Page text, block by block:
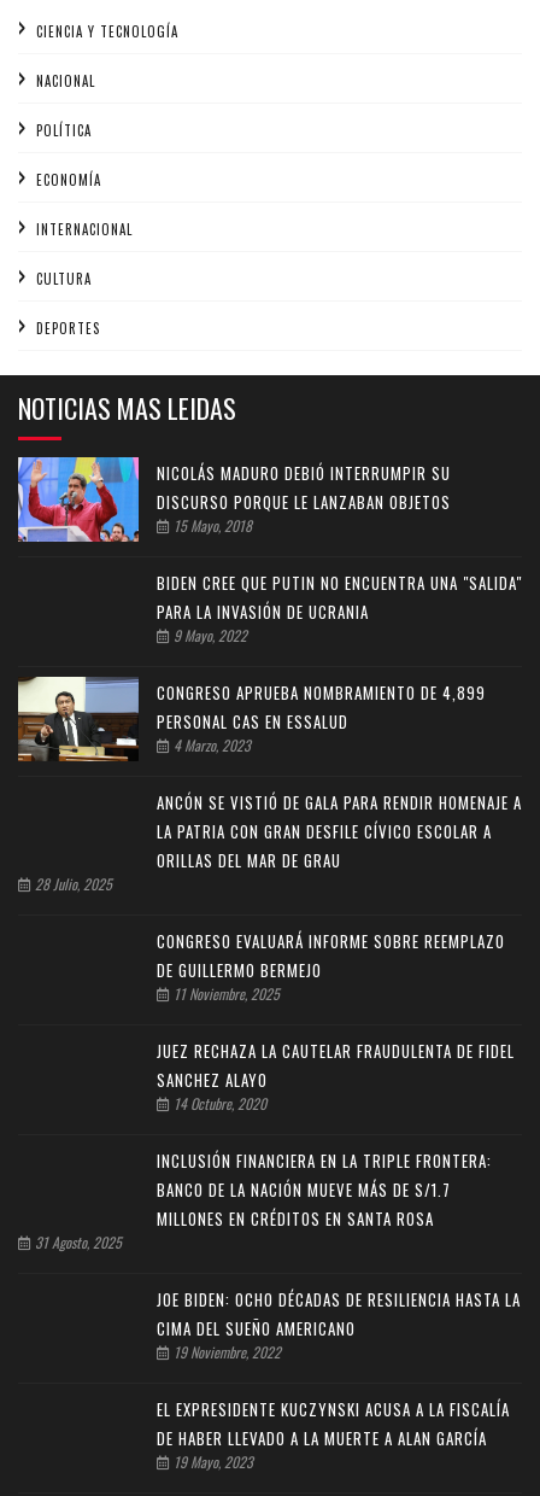
CIENCIA Y TECNOLOGÍA
NACIONAL
POLÍTICA
ECONOMÍA
INTERNACIONAL
CULTURA
DEPORTES
NOTICIAS MAS LEIDAS
NICOLÁS MADURO DEBIÓ INTERRUMPIR SU
DISCURSO PORQUE LE LANZABAN OBJETOS
15 Mayo, 2018
BIDEN CREE QUE PUTIN NO ENCUENTRA UNA "SALIDA"
PARA LA INVASIÓN DE UCRANIA
9 Mayo, 2022
CONGRESO APRUEBA NOMBRAMIENTO DE 4,899
PERSONAL CAS EN ESSALUD
4 Marzo, 2023
ANCÓN SE VISTIÓ DE GALA PARA RENDIR HOMENAJE A
LA PATRIA CON GRAN DESFILE CÍVICO ESCOLAR A
ORILLAS DEL MAR DE GRAU
28 Julio, 2025
CONGRESO EVALUARÁ INFORME SOBRE REEMPLAZO
DE GUILLERMO BERMEJO
11 Noviembre, 2025
JUEZ RECHAZA LA CAUTELAR FRAUDULENTA DE FIDEL
SANCHEZ ALAYO
14 Octubre, 2020
INCLUSIÓN FINANCIERA EN LA TRIPLE FRONTERA:
BANCO DE LA NACIÓN MUEVE MÁS DE S/1.7
MILLONES EN CRÉDITOS EN SANTA ROSA
31 Agosto, 2025
JOE BIDEN: OCHO DÉCADAS DE RESILIENCIA HASTA LA
CIMA DEL SUEÑO AMERICANO
19 Noviembre, 2022
EL EXPRESIDENTE KUCZYNSKI ACUSA A LA FISCALÍA
DE HABER LLEVADO A LA MUERTE A ALAN GARCÍA
19 Mayo, 2023